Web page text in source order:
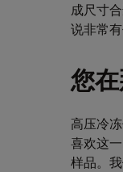
成尺寸
说非常有
您
高压冷
喜欢这
样品。